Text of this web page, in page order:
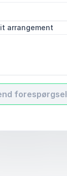
arrangement
forespørgsel